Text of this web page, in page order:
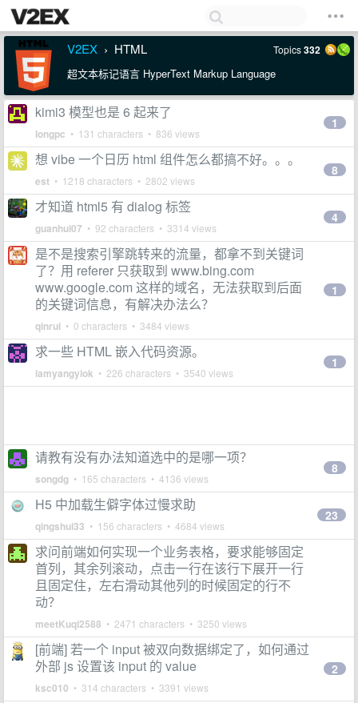
V2EX › HTML Topics332
超文本标记语言 HyperText Markup Language
kimi3 模型也是 6 起来了
longpc • 131 characters • 836 views
1
想 vibe 一个日历 html 组件怎么都搞不好。。。
est • 1218 characters • 2802 views
8
才知道 html5 有 dialog 标签
guanhui07 • 92 characters • 3314 views
4
是不是搜索引擎跳转来的流量，都拿不到关键词
了？用 referer 只获取到 www.bing.com
www.google.com 这样的域名，无法获取到后面
的关键词信息，有解决办法么？
qinrui • 0 characters • 3484 views
1
求一些 HTML 嵌入代码资源。
iamyangyiok • 226 characters • 3540 views
1
请教有没有办法知道选中的是哪一项？
songdg • 165 characters • 4136 views
8
H5 中加载生僻字体过慢求助
qingshui33 • 156 characters • 4684 views
23
求问前端如何实现一个业务表格，要求能够固定
首列，其余列滚动，点击一行在该行下展开一行
且固定住，左右滑动其他列的时候固定的行不
动？
meetKuqi2588 • 2471 characters • 3250 views
[前端] 若一个 input 被双向数据绑定了，如何通过
外部 js 设置该 input 的 value
ksc010 • 314 characters • 3391 views
2